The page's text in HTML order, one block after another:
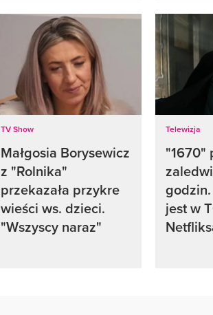
TV Show
Małgosia Borysewicz
z "Rolnika"
przekazała przykre
wieści ws. dzieci.
"Wszyscy naraz"
Telewizja
"1670"
jest w